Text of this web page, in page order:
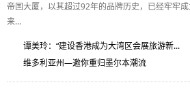
帝国大厦，以其超过92年的品牌历史，已经牢牢成
来...
谭美玲：“建设香港成为大湾区会展旅游新...
维多利亚州—邀你重归墨尔本潮流